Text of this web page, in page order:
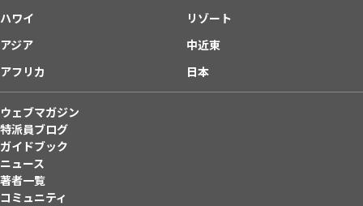
ハワイ
リゾート
アジア
中近東
アフリカ
日本
ウェブマガジン
特派員ブログ
ガイドブック
ニュース
著者一覧
コミュニティ